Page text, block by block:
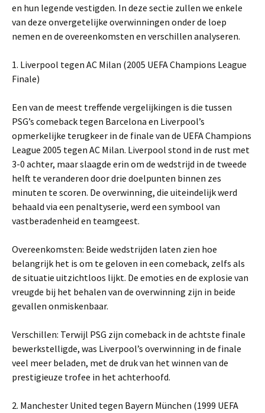
en hun legende vestigden. In deze sectie zullen we enkele
van deze onvergetelijke overwinningen onder de loep
nemen en de overeenkomsten en verschillen analyseren.
1. Liverpool tegen AC Milan (2005 UEFA Champions League
Finale)
Een van de meest treffende vergelijkingen is die tussen
PSG’s comeback tegen Barcelona en Liverpool’s
opmerkelijke terugkeer in de finale van de UEFA Champions
League 2005 tegen AC Milan. Liverpool stond in de rust met
3-0 achter, maar slaagde erin om de wedstrijd in de tweede
helft te veranderen door drie doelpunten binnen zes
minuten te scoren. De overwinning, die uiteindelijk werd
behaald via een penaltyserie, werd een symbool van
vastberadenheid en teamgeest.
Overeenkomsten: Beide wedstrijden laten zien hoe
belangrijk het is om te geloven in een comeback, zelfs als
de situatie uitzichtloos lijkt. De emoties en de explosie van
vreugde bij het behalen van de overwinning zijn in beide
gevallen onmiskenbaar.
Verschillen: Terwijl PSG zijn comeback in de achtste finale
bewerkstelligde, was Liverpool’s overwinning in de finale
veel meer beladen, met de druk van het winnen van de
prestigieuze trofee in het achterhoofd.
2. Manchester United tegen Bayern München (1999 UEFA